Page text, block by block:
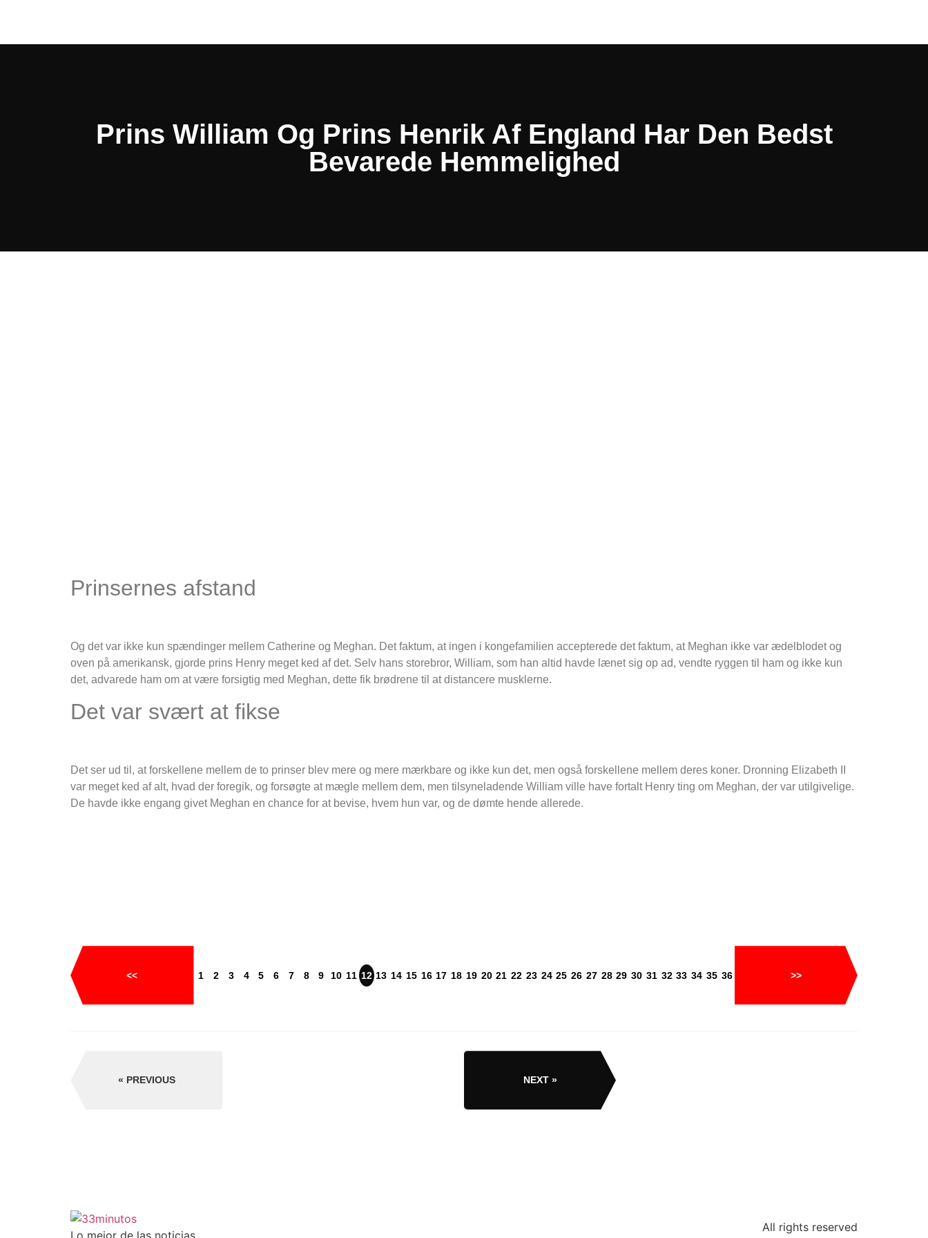
Prins William Og Prins Henrik Af England Har Den Bedst
Bevarede Hemmelighed
Prinsernes afstand
Og det var ikke kun spændinger mellem Catherine og Meghan. Det faktum, at ingen i kongefamilien accepterede det faktum, at Meghan ikke var ædelblodet og
oven på amerikansk, gjorde prins Henry meget ked af det. Selv hans storebror, William, som han altid havde lænet sig op ad, vendte ryggen til ham og ikke kun
det, advarede ham om at være forsigtig med Meghan, dette fik brødrene til at distancere musklerne.
Det var svært at fikse
Det ser ud til, at forskellene mellem de to prinser blev mere og mere mærkbare og ikke kun det, men også forskellene mellem deres koner. Dronning Elizabeth II
var meget ked af alt, hvad der foregik, og forsøgte at mægle mellem dem, men tilsyneladende William ville have fortalt Henry ting om Meghan, der var utilgivelige.
De havde ikke engang givet Meghan en chance for at bevise, hvem hun var, og de dømte hende allerede.
<< 1 2 3 4 5 6 7 8 9 10 11 12 13 14 15 16 17 18 19 20 21 22 23 24 25 26 27 28 29 30 31 32 33 34 35 36 >>
PREVIOUS NEXT
All rights reserved